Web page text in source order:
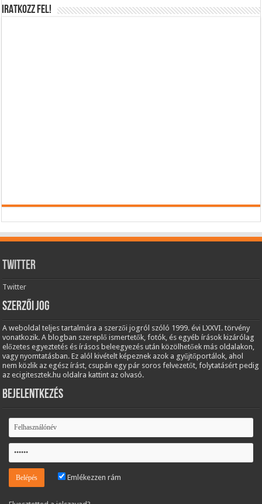
IRATKOZZ FEL!
Twitter
Twitter
Szerzői jog
A weboldal teljes tartalmára a szerzői jogról szóló 1999. évi LXXVI. törvény
vonatkozik. A blogban szereplő ismertetők, fotók, és egyéb írások kizárólag
előzetes egyeztetés és írásos beleegyezés után közölhetőek más oldalakon,
vagy nyomtatásban. Ez alól kivételt képeznek azok a gyűjtőportálok, ahol
nem közlik az egész írást, csupán egy pár soros felvezetőt, folytatásért pedig
az ecigitesztek.hu oldalra kattint az olvasó.
Bejelentkezés
Emlékezzen rám